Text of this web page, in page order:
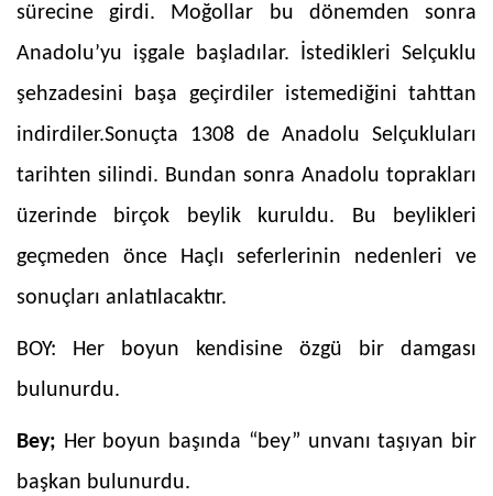
sürecine girdi. Moğollar bu dönemden sonra
Anadolu’yu işgale başladılar. İstedikleri Selçuklu
şehzadesini başa geçirdiler istemediğini tahttan
indirdiler.Sonuçta 1308 de Anadolu Selçukluları
tarihten silindi. Bundan sonra Anadolu toprakları
üzerinde birçok beylik kuruldu. Bu beylikleri
geçmeden önce Haçlı seferlerinin nedenleri ve
sonuçları anlatılacaktır.
BOY: Her boyun kendisine özgü bir damgası
bulunurdu.
Bey; Her boyun başında “bey” unvanı taşıyan bir
başkan bulunurdu.